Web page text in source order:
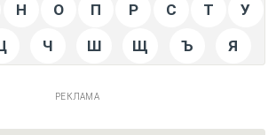
Н О П Р С Т У
Ч Ш Щ Ъ Я
РЕКЛАМА